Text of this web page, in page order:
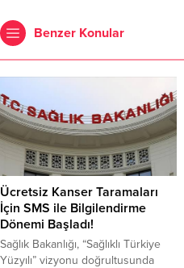
Benzer Konular
Ücretsiz Kanser Taramaları
İçin SMS ile Bilgilendirme
Dönemi Başladı!
Sağlık Bakanlığı, “Sağlıklı Türkiye
Yüzyılı” vizyonu doğrultusunda